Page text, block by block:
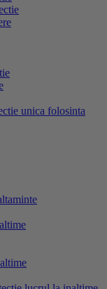
unica folosinta